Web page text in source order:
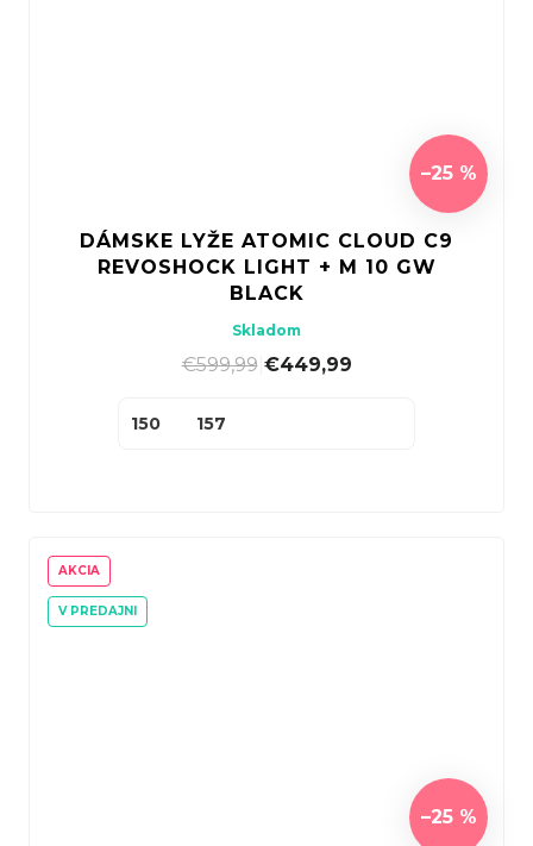
–25 %
DÁMSKE LYŽE ATOMIC CLOUD C9
REVOSHOCK LIGHT + M 10 GW
BLACK
Skladom
€599,99| €449,99
150 157
AKCIA
V PREDAJNI
–25 %